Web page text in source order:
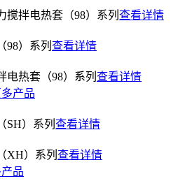
搅拌电热套（98）系列 查看详情
98）系列 查看详情
电热套（98）系列 查看详情
产品
SH）系列 查看详情
XH）系列 查看详情
品